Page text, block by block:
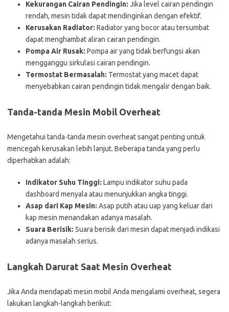
Kekurangan Cairan Pendingin: Jika level cairan pendingin
rendah, mesin tidak dapat mendinginkan dengan efektif.
Kerusakan Radiator: Radiator yang bocor atau tersumbat
dapat menghambat aliran cairan pendingin.
Pompa Air Rusak: Pompa air yang tidak berfungsi akan
mengganggu sirkulasi cairan pendingin.
Termostat Bermasalah: Termostat yang macet dapat
menyebabkan cairan pendingin tidak mengalir dengan baik.
Tanda-tanda Mesin Mobil Overheat
Mengetahui tanda-tanda mesin overheat sangat penting untuk
mencegah kerusakan lebih lanjut. Beberapa tanda yang perlu
diperhatikan adalah:
Indikator Suhu Tinggi: Lampu indikator suhu pada
dashboard menyala atau menunjukkan angka tinggi.
Asap dari Kap Mesin: Asap putih atau uap yang keluar dari
kap mesin menandakan adanya masalah.
Suara Berisik: Suara berisik dari mesin dapat menjadi indikasi
adanya masalah serius.
Langkah Darurat Saat Mesin Overheat
Jika Anda mendapati mesin mobil Anda mengalami overheat, segera
lakukan langkah-langkah berikut: